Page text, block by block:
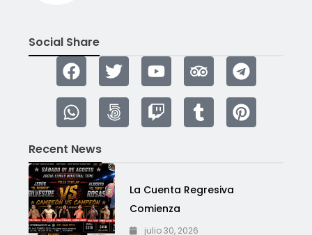
Social Share
Recent News
La Cuenta Regresiva
Comienza
julio 30, 2026